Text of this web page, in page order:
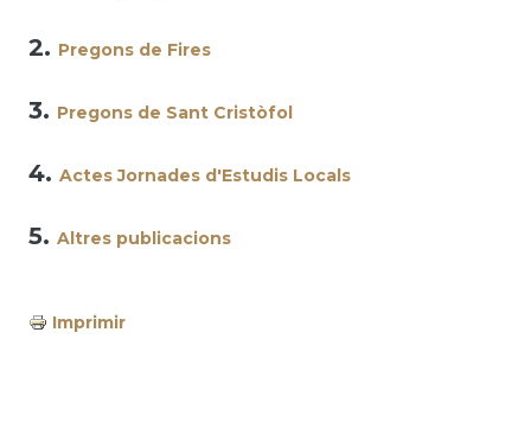
2. Pregons de Fires
3. Pregons de Sant Cristòfol
4. Actes Jornades d'Estudis Locals
5. Altres publicacions
Imprimir